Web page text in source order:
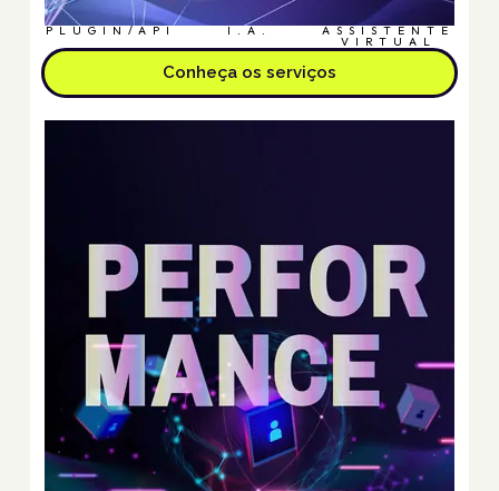
PLUGIN/API I.A. ASSISTENTE
VIRTUAL
Conheça os serviços